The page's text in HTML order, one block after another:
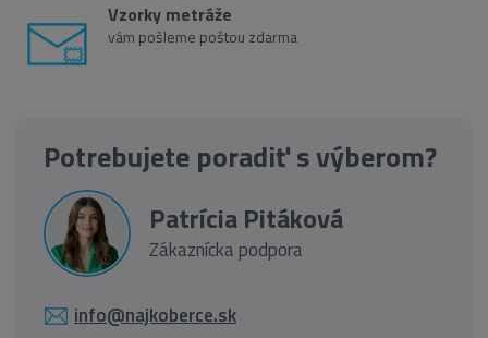
Vzorky metráže
vám pošleme poštou zdarma
Potrebujete poradiť s výberom?
Patrícia Pitáková
Zákaznícka podpora
info@najkoberce.sk